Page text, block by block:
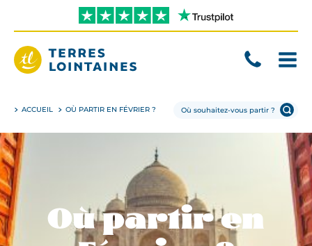
directement
contenu
ACCUEIL OÙ PARTIR EN FÉVRIER ?
Où partir en